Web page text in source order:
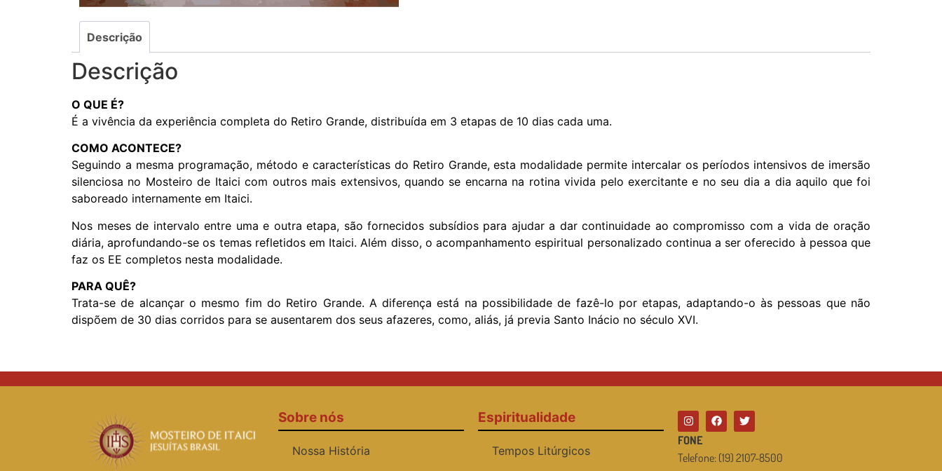
Descrição
Descrição
O QUE É?
É a vivência da experiência completa do Retiro Grande, distribuída em 3 etapas de 10 dias cada uma.
COMO ACONTECE?
Seguindo a mesma programação, método e características do Retiro Grande, esta modalidade permite intercalar os períodos intensivos de imersão
silenciosa no Mosteiro de Itaici com outros mais extensivos, quando se encarna na rotina vivida pelo exercitante e no seu dia a dia aquilo que foi
saboreado internamente em Itaici.
Nos meses de intervalo entre uma e outra etapa, são fornecidos subsídios para ajudar a dar continuidade ao compromisso com a vida de oração
diária, aprofundando-se os temas refletidos em Itaici. Além disso, o acompanhamento espiritual personalizado continua a ser oferecido à pessoa que
faz os EE completos nesta modalidade.
PARA QUÊ?
Trata-se de alcançar o mesmo fim do Retiro Grande. A diferença está na possibilidade de fazê-lo por etapas, adaptando-o às pessoas que não
dispõem de 30 dias corridos para se ausentarem dos seus afazeres, como, aliás, já previa Santo Inácio no século XVI.
Sobre nós
Nossa História
Espiritualidade
Tempos Litúrgicos
FONE
Telefone: (19) 2107-8500